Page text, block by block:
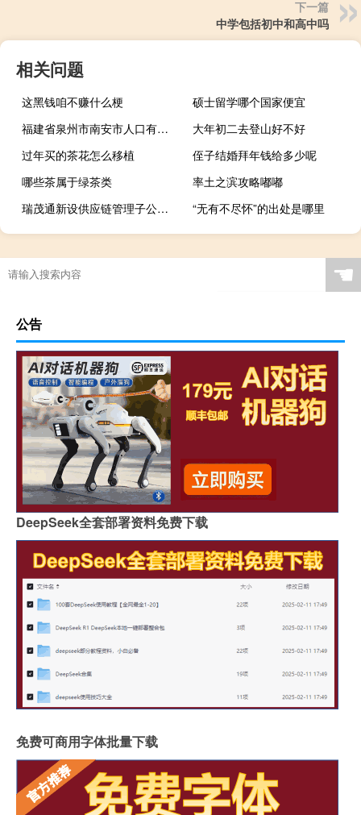
下一篇
中学包括初中和高中吗
相关问题
这黑钱咱不赚什么梗
硕士留学哪个国家便宜
福建省泉州市南安市人口有多少
大年初二去登山好不好
过年买的茶花怎么移植
侄子结婚拜年钱给多少呢
哪些茶属于绿茶类
率土之滨攻略嘟嘟
瑞茂通新设供应链管理子公司 注册资本2亿元
“无有不尽怀”的出处是哪里
☚
公告
DeepSeek全套部署资料免费下载
免费可商用字体批量下载